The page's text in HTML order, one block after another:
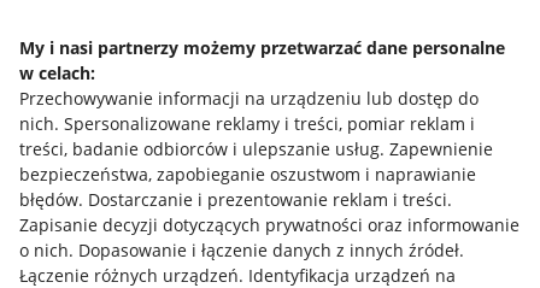
My i nasi partnerzy możemy przetwarzać dane personalne
w celach:
Przechowywanie informacji na urządzeniu lub dostęp do
nich. Spersonalizowane reklamy i treści, pomiar reklam i
treści, badanie odbiorców i ulepszanie usług. Zapewnienie
bezpieczeństwa, zapobieganie oszustwom i naprawianie
błędów. Dostarczanie i prezentowanie reklam i treści.
Zapisanie decyzji dotyczących prywatności oraz informowanie
o nich. Dopasowanie i łączenie danych z innych źródeł.
Łączenie różnych urządzeń. Identyfikacja urządzeń na
Allegro Gadane dla sprzedających
Allegro Gadane dla kupujących
Mapa miejscowości
Informacje prawne
Regulamin